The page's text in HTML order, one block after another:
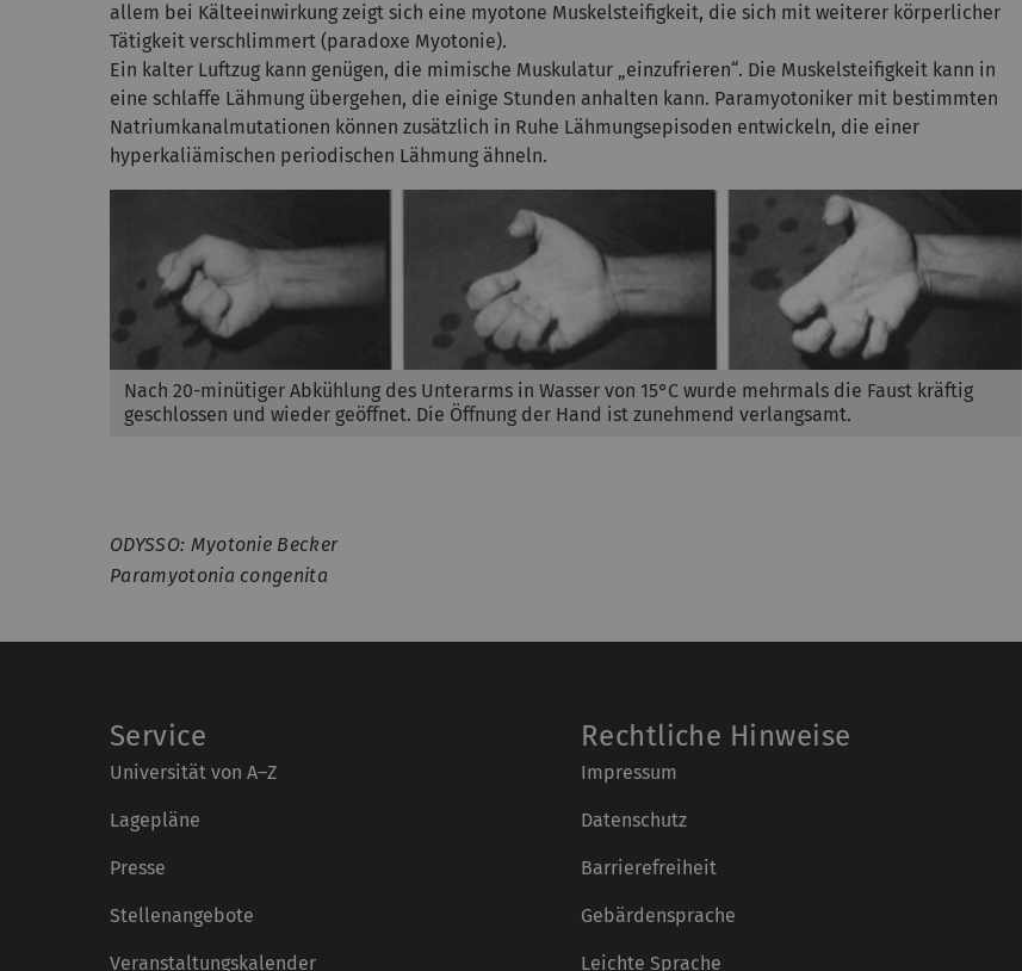
allem bei Kälteeinwirkung zeigt sich eine myotone Muskelsteifigkeit, die sich mit weiterer körperlicher
Tätigkeit verschlimmert (paradoxe Myotonie).
Ein kalter Luftzug kann genügen, die mimische Muskulatur „einzufrieren“. Die Muskelsteifigkeit kann in
eine schlaffe Lähmung übergehen, die einige Stunden anhalten kann. Paramyotoniker mit bestimmten
Natriumkanalmutationen können zusätzlich in Ruhe Lähmungsepisoden entwickeln, die einer
hyperkaliämischen periodischen Lähmung ähneln.
Nach 20-minütiger Abkühlung des Unterarms in Wasser von 15°C wurde mehrmals die Faust kräftig
geschlossen und wieder geöffnet. Die Öffnung der Hand ist zunehmend verlangsamt.
ODYSSO: Myotonie Becker
Paramyotonia congenita
Service
Universität von A–Z
Lagepläne
Presse
Stellenangebote
Veranstaltungskalender
Rechtliche Hinweise
Impressum
Datenschutz
Barrierefreiheit
Gebärdensprache
Leichte Sprache